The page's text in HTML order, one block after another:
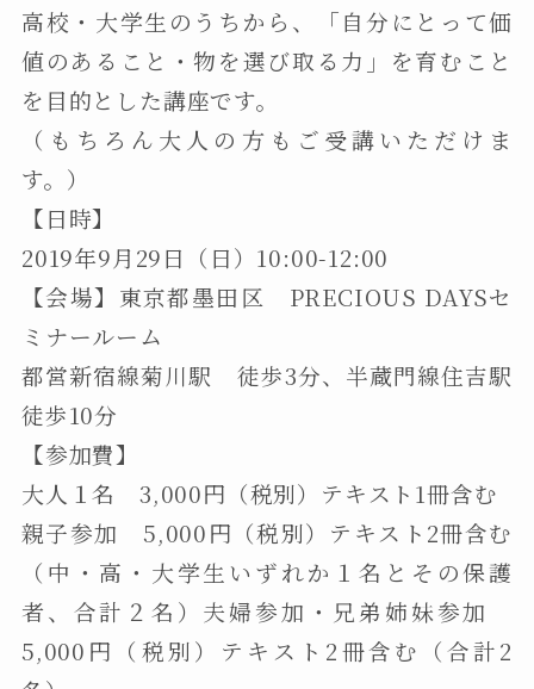
高校・大学生のうちから、「自分にとって価
値のあること・物を選び取る力」を育むこと
を目的とした講座です。
（もちろん大人の方もご受講いただけま
す。）
【日時】
2019年9月29日（日）10:00-12:00
【会場】東京都墨田区 PRECIOUS DAYSセ
ミナールーム
都営新宿線菊川駅 徒歩3分、半蔵門線住吉駅
徒歩10分
【参加費】
大人１名 3,000円（税別）テキスト1冊含む
親子参加 5,000円（税別）テキスト2冊含む
（中・高・大学生いずれか１名とその保護
者、合計２名）夫婦参加・兄弟姉妹参加
5,000円（税別）テキスト2冊含む（合計2